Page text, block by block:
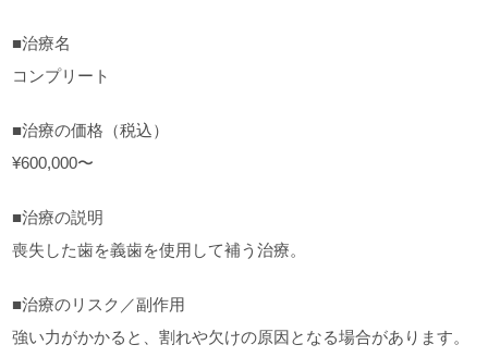
■治療名
コンプリート
■治療の価格（税込）
¥600,000〜
■治療の説明
喪失した歯を義歯を使用して補う治療。
■治療のリスク／副作用
強い力がかかると、割れや欠けの原因となる場合があります。